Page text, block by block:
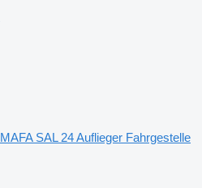
MAFA SAL 24 Auflieger Fahrgestelle